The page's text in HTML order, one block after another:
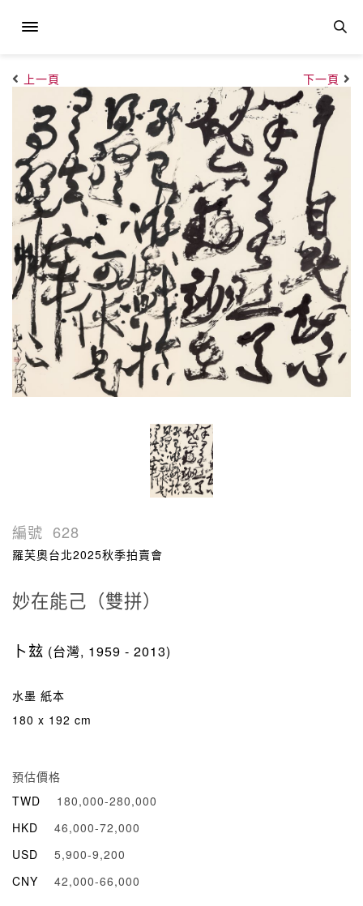
上一頁 下一頁
編號 628
羅芙奧台北2025秋季拍賣會
妙在能己（雙拼）
卜玆 (台灣, 1959 - 2013)
水墨 紙本
180 x 192 cm
預估價格
TWD
180,000-280,000
HKD
46,000-72,000
USD
5,900-9,200
CNY
42,000-66,000